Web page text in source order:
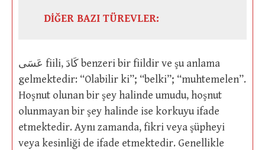
DİĞER BAZI TÜREVLER:
عَسَى fiili, كَادَ benzeri bir fiildir ve şu anlama
gelmektedir: “Olabilir ki”; “belki”; “muhtemelen”.
Hoşnut olunan bir şey halinde umudu, hoşnut
olunmayan bir şey halinde ise korkuyu ifade
etmektedir. Aynı zamanda, fikri veya şüpheyi
veya kesinliği de ifade etmektedir. Genellikle